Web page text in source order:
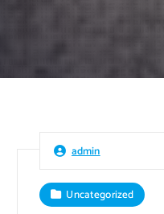
admin
Uncategorized